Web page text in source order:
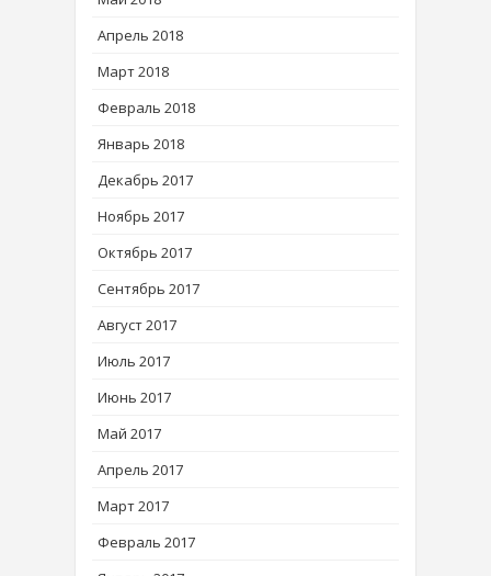
Апрель 2018
Март 2018
Февраль 2018
Январь 2018
Декабрь 2017
Ноябрь 2017
Октябрь 2017
Сентябрь 2017
Август 2017
Июль 2017
Июнь 2017
Май 2017
Апрель 2017
Март 2017
Февраль 2017